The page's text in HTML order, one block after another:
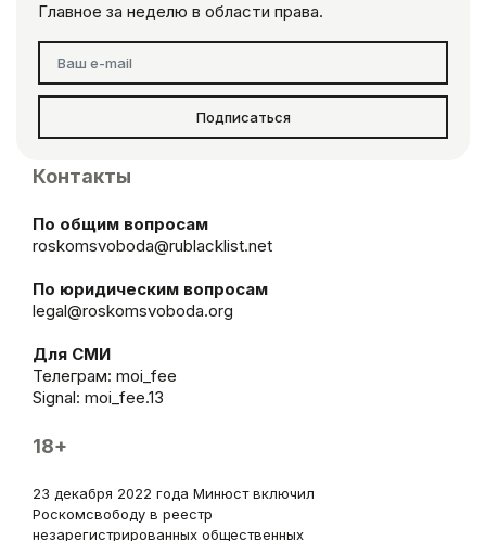
Главное за неделю в области права.
Подписаться
Контакты
По общим вопросам
roskomsvoboda@rublacklist.net
По юридическим вопросам
legal@roskomsvoboda.org
Для СМИ
Телеграм: moi_fee
Signal: moi_fee.13
18+
23 декабря 2022 года Минюст включил
Роскомсвободу в реестр
незарегистрированных общественных